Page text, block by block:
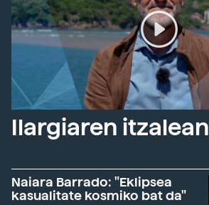
Ilargiaren itzalean
Naiara Barrado: "Eklipsea
kasualitate kosmiko bat da"